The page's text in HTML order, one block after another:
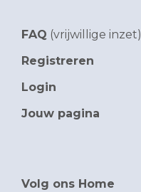
FAQ (vrijwillige inzet)
Registreren
Login
Jouw pagina
Volg ons Home